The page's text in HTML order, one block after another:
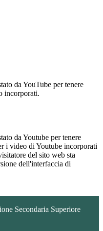
da YouTube per tenere
incorporati.
da Youtube per tenere
i video di Youtube incorporati
del sito web sta
dell'interfaccia di
Secondaria Superiore